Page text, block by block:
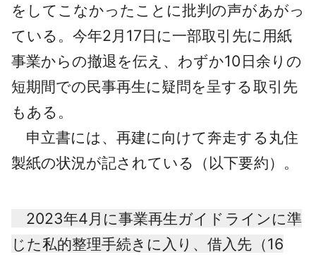
をしてこなかったことに批判の声があがっ
ている。今年2月17日に一部取引先に用紙
事業からの撤退を伝え、わずか10日余りの
短期間での民事再生に疑問を呈する取引先
もある。
申立書には、再建に向けて奔走する丸住
製紙の状況が記されている（以下要約）。
2023年4月に事業再生ガイドラインに準
じた私的整理手続きに入り、借入先（16